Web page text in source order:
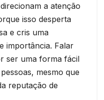
a atenção
isso desperta
e cris uma
importância. Falar
ser uma forma fácil
mesmo que
reputação de